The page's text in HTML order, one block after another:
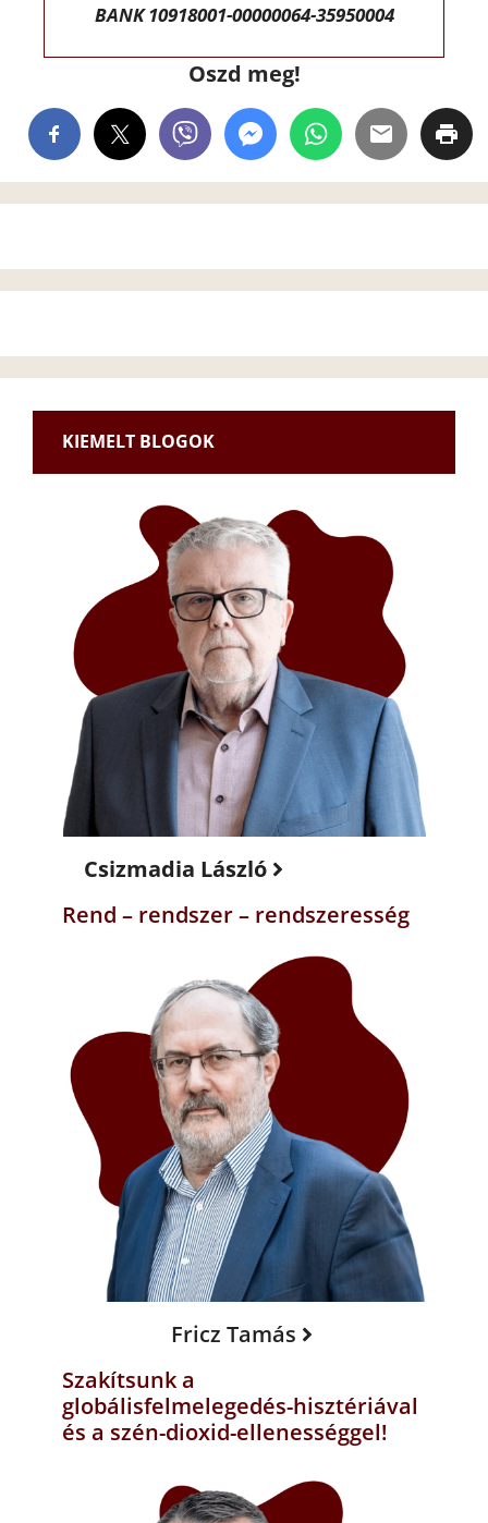
BANK 10918001-00000064-35950004
Oszd meg!
KIEMELT BLOGOK
Csizmadia László
Rend – rendszer – rendszeresség
Fricz Tamás
Szakítsunk a
globálisfelmelegedés-hisztériával
és a szén-dioxid-ellenességgel!